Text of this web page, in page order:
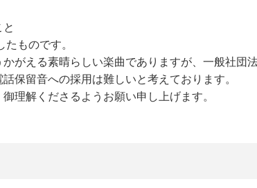
ものです。
がえる素晴らしい楽曲でありますが、一般社団
保留音への採用は難しいと考えております。
理解くださるようお願い申し上げます。